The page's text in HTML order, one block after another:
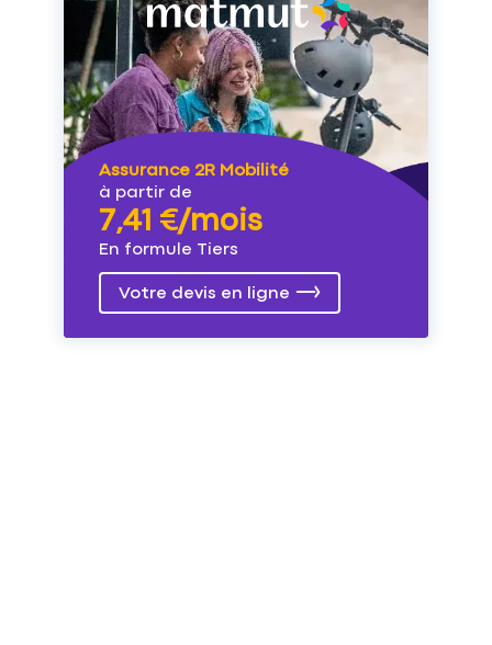
Assurance 2R Mobilité
à partir de
7,41 €/mois
En formule Tiers
Votre devis en ligne